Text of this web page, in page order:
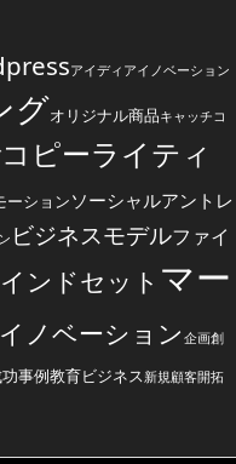
アイディアイノベーション
グオリジナル商品キャッチコ
コピーライティ
ーションソーシャルアントレ
ビジネスモデルファイ
ンドセット マー
ノベーション 企画創
事例教育ビジネス 新規顧客開拓